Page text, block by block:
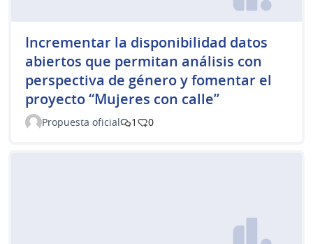
Incrementar la disponibilidad datos
abiertos que permitan análisis con
perspectiva de género y fomentar el
proyecto “Mujeres con calle”
Propuesta oficial 1 0